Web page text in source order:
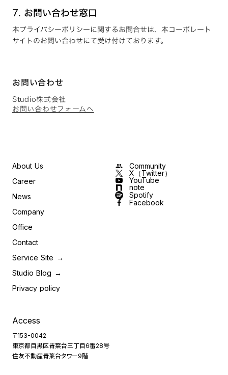
7. お問い合わせ窓口
本プライバシーポリシーに関するお問合せは、本コーポレート
サイトのお問い合わせにて受け付けております。
お問い合わせ
Studio株式会社
お問い合わせフォームへ
About Us
Career
News
Company
Office
Contact
group
Community
X（Twitter）
YouTube
note
Spotify
Facebook
Service Site →
Studio Blog →
Privacy policy
Access
〒153-0042
東京都目黒区青葉台三丁目6番28号
住友不動産青葉台タワー9階